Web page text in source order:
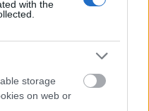
with the
storage
on web or
aki ragyogó
embersereget és